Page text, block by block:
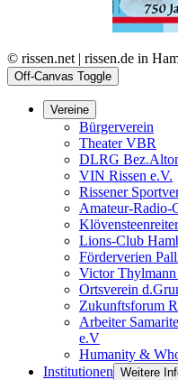
© rissen.net | rissen.de in
Off-Canvas Toggle
Vereine
Bürgerverein
Theater VBR
DLRG
VIN Rissen e.V.
Rissener
Amateur-Radio-
Klövensteenreiter
Lions-Club
Förderverien
Victor Thylmann
Ortsverein
Zukunftsforum
Arbeiter
e.V
Humanity &
Institutionen Weitere